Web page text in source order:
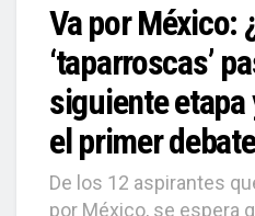
Va por México:
‘taparroscas’
siguiente etapa
el primer
De los 12 aspirantes
por México, se espera